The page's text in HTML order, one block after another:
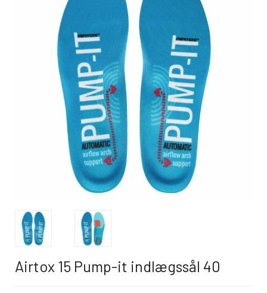
Airtox 15 Pump-it indlægssål 40